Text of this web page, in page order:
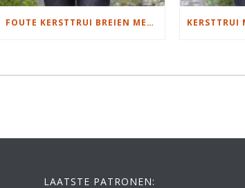
FOUTE KERSTTRUI BREIEN MET KERSTBOOM MOTIEF
LAATSTE PATRONEN: